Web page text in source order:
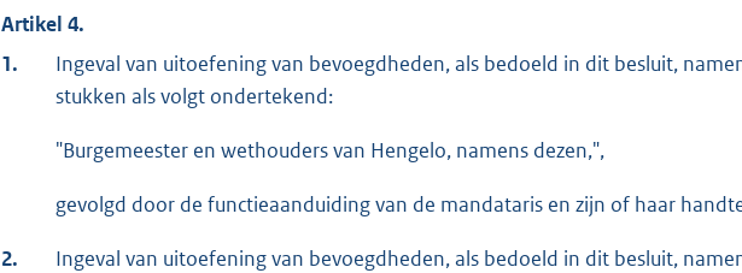
Artikel 4.
1.
Ingeval van uitoefening van bevoegdheden, als bedoeld in dit besluit,
stukken als volgt ondertekend:
"Burgemeester en wethouders van Hengelo, namens dezen,",
gevolgd door de functieaanduiding van de mandataris en zijn of haar
2.
Ingeval van uitoefening van bevoegdheden, als bedoeld in dit besluit,